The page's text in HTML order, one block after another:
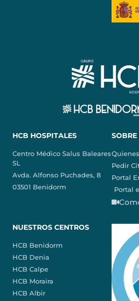
HCB HOSPITALES
Centro Médico Salus Baleares
SL
Avda. Alfonso Puchades, 8
03501 Benidorm
Pedir
Portal
Portal
NUESTROS CENTROS
HCB Benidorm
HCB Denia
HCB Calpe
HCB Moraira
HCB Albir